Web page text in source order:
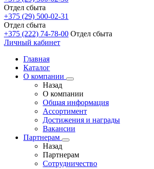
Отдел сбыта
+375 (29) 500-02-31
Отдел сбыта
+375 (222) 74-78-00 Отдел сбыта
Личный кабинет
Главная
Каталог
О компании
Назад
О компании
Общая информация
Ассортимент
Достижения и награды
Вакансии
Партнерам
Назад
Партнерам
Сотрудничество